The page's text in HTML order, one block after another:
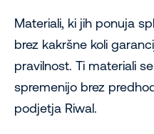
Materiali, ki jih ponuja
brez kakršne koli
pravilnost. Ti materiali
spremenijo brez
podjetja Riwal.